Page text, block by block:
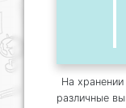
На хранении
различные